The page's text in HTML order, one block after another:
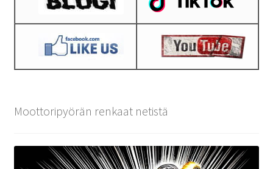
Moottoripyörän renkaat netistä